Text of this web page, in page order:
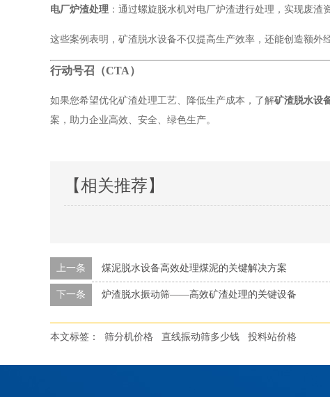
电厂炉渣处理 ：通过螺旋脱水机对电厂炉渣进行处理，实现废渣
这些案例表明，矿渣脱水设备不仅提高生产效率，还能创造额外
行动号召（CTA）
如果您希望优化矿渣处理工艺、降低生产成本，了解矿渣脱水设
案，助力企业高效、安全、绿色生产。
【相关推荐】
上一条 煤泥脱水设备高效处理煤泥的关键解决方案
下一条 炉渣脱水振动筛——高效矿渣处理的关键设备
本文标签： 筛分机价格 直线振动筛多少钱 投料站价格